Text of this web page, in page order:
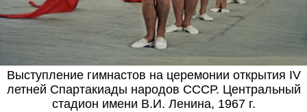
Выступление гимнастов на церемонии открытия IV
летней Спартакиады народов СССР. Центральный
стадион имени В.И. Ленина, 1967 г.